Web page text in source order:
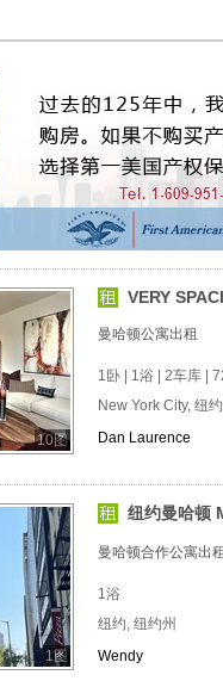
10图
VERY
曼哈顿公寓出租
1卧 | 1浴 | 2车库 |
New York City, 纽约
Dan Laurence
1图
纽约曼哈顿
曼哈顿合作公寓出租
1浴
纽约, 纽约州
Wendy